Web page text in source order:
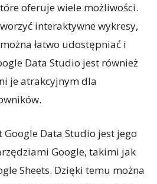
oferuje wiele możliwości.
interaktywne wykresy,
łatwo udostępniać i
Data Studio jest również
je atrakcyjnym dla
Google Data Studio jest jego
Google, takimi jak
Sheets. Dzięki temu można